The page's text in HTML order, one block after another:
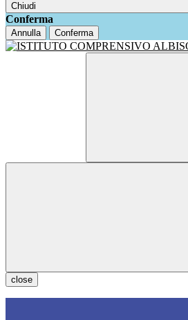
Chiudi
Conferma
Annulla Conferma
close